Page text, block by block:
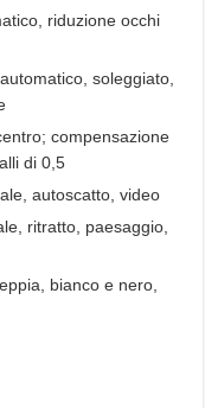
riduzione occhi
soleggiato,
compensazione
di 0,5
autoscatto, video
ritratto, paesaggio,
bianco e nero,